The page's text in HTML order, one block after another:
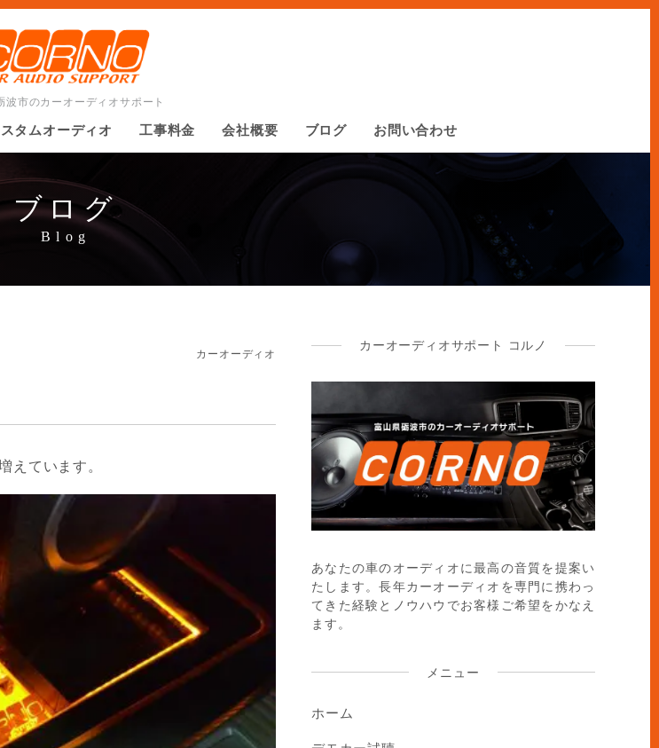
波市のカーオーディオサポート
タムオーディオ 工事料金 会社概要 ブログ お問い合わせ
ブログ
カーオーディオ
えています。
カーオーディオサポート コルノ
あなたの車のオーディオに最高の音質を提案い
たします。長年カーオーディオを専門に携わっ
てきた経験とノウハウでお客様ご希望をかなえ
ます。
メニュー
ホーム